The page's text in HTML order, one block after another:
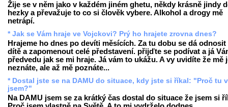
Žije se v něm jako v každém jiném ghetu, někdy krásně jindy
hezky a převažuje to co si člověk vybere. Alkohol a drogy mě
netrápí.
* Jak se Vám hraje ve Vojckovi? Prý ho hrajete zrovna dnes?
Hrajeme ho dnes po devíti měsících. Za tu dobu se dá odnosit
dítě a zapomenout celé představení. přijďte se podívat a já
předvedu jak se mi hraje. Já vám to ukážu. A vy uvidíte že mě
neznáte, ale až mě poznáte...
* Dostal jste se na DAMU do situace, kdy jste si říkal: "Proč tu
jsem?"
Na DAMU jsem se za krátký čas dostal do situace že jsem si